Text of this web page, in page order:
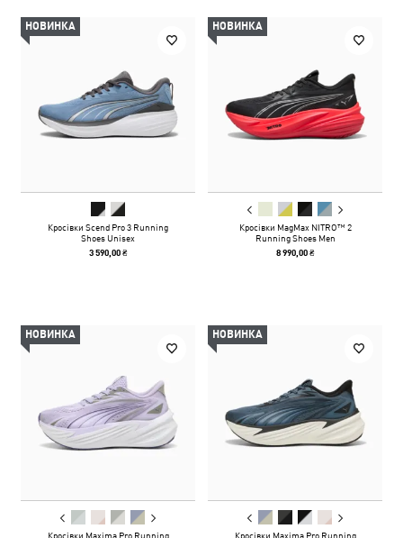
НОВИНКА
Кросівки Scend Pro 3 Running
Shoes Unisex
3 590,00 ₴
НОВИНКА
Кросівки MagMax NITRO™ 2
Running Shoes Men
8 990,00 ₴
НОВИНКА
Кросівки Maxima Pro Running
НОВИНКА
Кросівки Maxima Pro Running